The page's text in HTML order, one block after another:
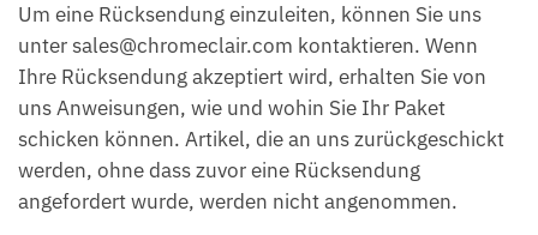
Um eine Rücksendung einzuleiten, können Sie uns
unter sales@chromeclair.com kontaktieren. Wenn
Ihre Rücksendung akzeptiert wird, erhalten Sie von
uns Anweisungen, wie und wohin Sie Ihr Paket
schicken können. Artikel, die an uns zurückgeschickt
werden, ohne dass zuvor eine Rücksendung
angefordert wurde, werden nicht angenommen.